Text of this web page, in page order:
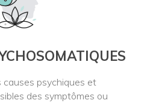
causes psychiques et
des symptômes ou